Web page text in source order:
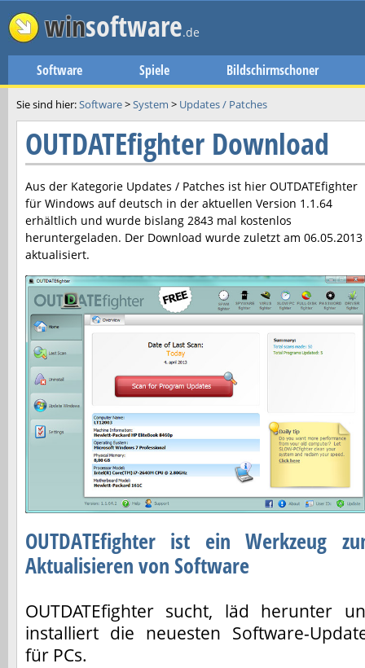
winsoftware.de
Software Spiele Bildschirmschoner
Sie sind hier:Software>System > Updates / Patches
OUTDATEfighter Download
Aus der Kategorie Updates / Patches ist hier OUTDATEfighter
für Windows auf deutsch in der aktuellen Version 1.1.64
erhältlich und wurde bislang 2843 mal kostenlos
heruntergeladen. Der Download wurde zuletzt am 06.05.2013
aktualisiert.
OUTDATEfighter ist ein Werkzeug
Aktualisieren von Software
OUTDATEfighter sucht, läd herunter
installiert die neuesten Software-
für PCs.